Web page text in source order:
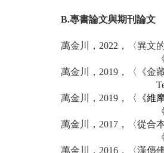
B.專書論文與期刊論文
萬金川，2022，〈異文
萬金川，2019，〈《金
萬金川，2019，
〈《維
萬金川，2017，〈從合
萬金川，2016，〈漢傳